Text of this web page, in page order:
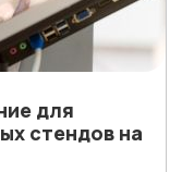
для
стендов на